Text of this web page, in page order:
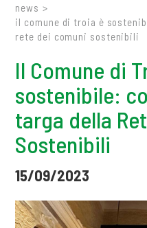
news >
il comune di troia è
rete dei comuni sostenibili
Il Comune di
sostenibile:
targa della
Sostenibili
15/09/2023